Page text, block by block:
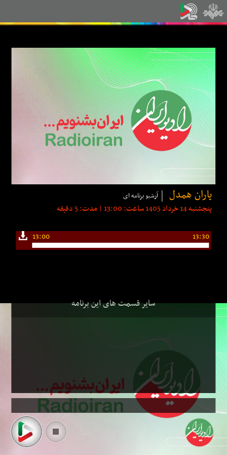
یاران همدل آرشیو برنامه ای
پنجشنبه 14 خرداد 1405 ساعت: 13:00 | مدت: 5 دقیقه
13:00 13:30
سایر قسمت های این برنامه